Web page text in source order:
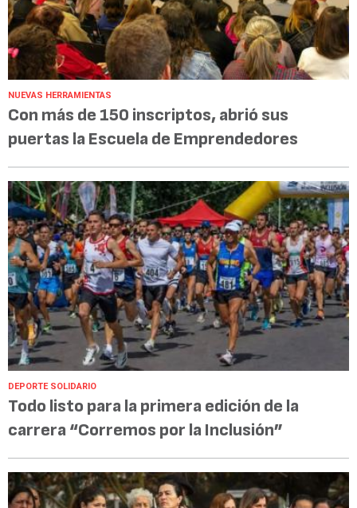
NUEVAS HERRAMIENTAS
Con más de 150 inscriptos, abrió sus
puertas la Escuela de Emprendedores
DEPORTE SOLIDARIO
Todo listo para la primera edición de la
carrera “Corremos por la Inclusión”